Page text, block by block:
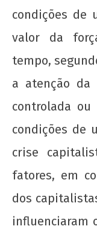
condições de
valor da
tempo,
a atenção da
controlada ou
condições de
crise
fatores, em
dos
influenciaram